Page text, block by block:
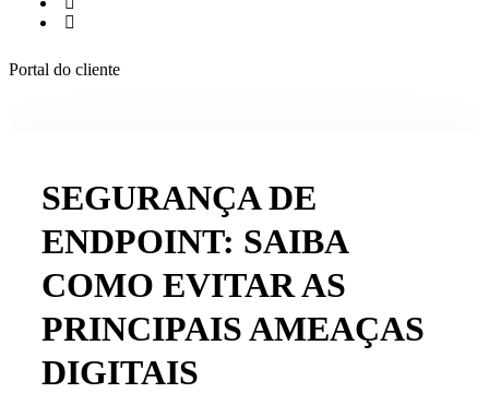
Portal do cliente
SEGURANÇA DE
ENDPOINT: SAIBA
COMO EVITAR AS
PRINCIPAIS AMEAÇAS
DIGITAIS